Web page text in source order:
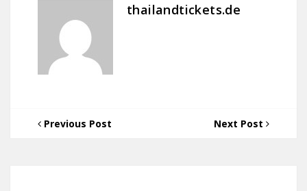
thailandtickets.de
Previous Post Next Post